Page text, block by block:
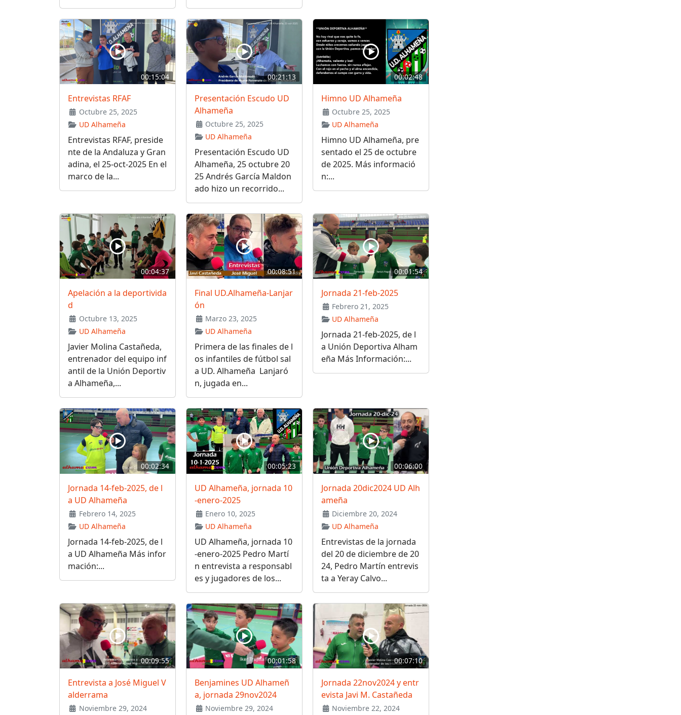
00:15:04
Entrevistas RFAF
Octubre 25, 2025
UD Alhameña
Entrevistas RFAF, preside
nte de la Andaluza y Gran
adina, el 25-oct-2025 En el
marco de la...
00:21:13
Presentación Escudo UD
Alhameña
Octubre 25, 2025
UD Alhameña
Presentación Escudo UD
Alhameña, 25 octubre 20
25 Andrés García Maldon
ado hizo un recorrido...
00:02:48
Himno UD Alhameña
Octubre 25, 2025
UD Alhameña
Himno UD Alhameña, pre
sentado el 25 de octubre
de 2025. Más informació
n:...
00:04:37
Apelación a la deportivida
d
Octubre 13, 2025
UD Alhameña
Javier Molina Castañeda,
entrenador del equipo inf
antil de la Unión Deportiv
a Alhameña,...
00:08:51
Final UD.Alhameña-Lanjar
ón
Marzo 23, 2025
UD Alhameña
Primera de las finales de l
os infantiles de fútbol sal
a UD. Alhameña Lanjaró
n, jugada en...
00:01:54
Jornada 21-feb-2025
Febrero 21, 2025
UD Alhameña
Jornada 21-feb-2025, de l
a Unión Deportiva Alham
eña Más Información:...
00:02:34
Jornada 14-feb-2025, de l
a UD Alhameña
Febrero 14, 2025
UD Alhameña
Jornada 14-feb-2025, de l
a UD Alhameña Más infor
mación:...
00:05:23
UD Alhameña, jornada 10
-enero-2025
Enero 10, 2025
UD Alhameña
UD Alhameña, jornada 10
-enero-2025 Pedro Martí
n entrevista a responsabl
es y jugadores de los...
00:06:00
Jornada 20dic2024 UD Alh
ameña
Diciembre 20, 2024
UD Alhameña
Entrevistas de la jornada
del 20 de diciembre de 20
24, Pedro Martín entrevis
ta a Yeray Calvo...
00:09:55
Entrevista a José Miguel V
alderrama
Noviembre 29, 2024
00:01:58
Benjamines UD Alhameñ
a, jornada 29nov2024
Noviembre 29, 2024
00:07:10
Jornada 22nov2024 y entr
evista Javi M. Castañeda
Noviembre 22, 2024